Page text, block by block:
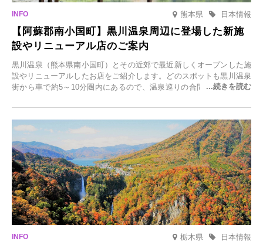
熊本県 日本情報
【阿蘇郡南小国町】黒川温泉周辺に登場した新施
設やリニューアル店のご案内
黒川温泉（熊本県南小国町）とその近郊で最近新しくオープンした施
設やリニューアルしたお店をご紹介します。どのスポットも黒川温泉
街から車で約5～10分圏内にあるので、温泉巡りの合間に気軽に立ち
元食材にこだわったレストランなど、多彩な魅力が満載です。黒川温
泉の新たな楽しみとしてチェックしてみてください。
栃木県 日本情報